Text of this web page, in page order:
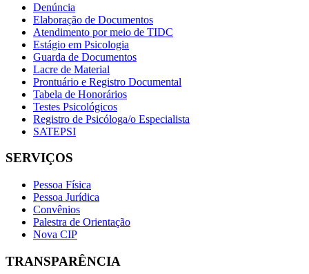
Denúncia
Elaboração de Documentos
Atendimento por meio de TIDC
Estágio em Psicologia
Guarda de Documentos
Lacre de Material
Prontuário e Registro Documental
Tabela de Honorários
Testes Psicológicos
Registro de Psicóloga/o Especialista
SATEPSI
SERVIÇOS
Pessoa Física
Pessoa Jurídica
Convênios
Palestra de Orientação
Nova CIP
TRANSPARÊNCIA